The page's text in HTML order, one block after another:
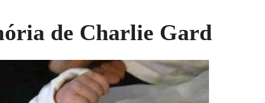
de Charlie Gard